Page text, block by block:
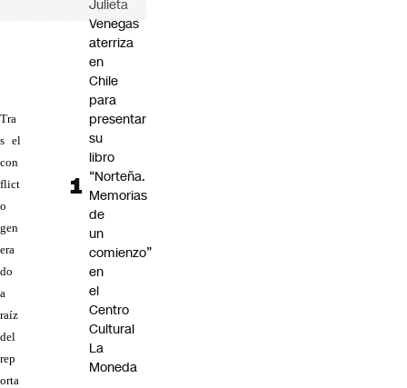
Tra
s el
con
flict
o
gen
era
do
a
raíz
del
rep
orta
Julieta
Venegas
aterriza
en
Chile
para
presentar
su
libro
“Norteña.
Memorias
de
un
comienzo”
en
el
Centro
Cultural
La
Moneda